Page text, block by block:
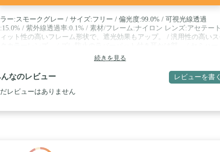
ー:スモークグレー / サイズ:フリー / 偏光度:99.0% / 可視光線透過
/ 紫外線透過率:0.1% / 素材/フレーム:ナイロン レンズ:アセテー
ット性の高いフレーム形状で、遮光効果もアップ。 / 汎用性の高いス
続きを見る
なのレビュー レビューを書く
レビューはありません